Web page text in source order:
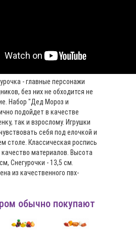
- главные персонажи
без них не обходится не
Набор "Дед Мороз и
подойдет в качестве
так и взрослому. Игрушки
себя под елочкой и
столе. Классическая роспись
материалов. Высота
Снегурочки - 13,5 см.
из качественного пвх-
обычно покупают